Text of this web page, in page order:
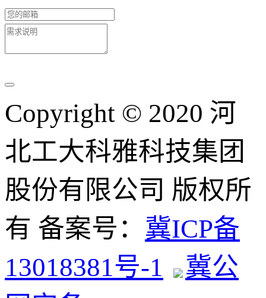
Copyright © 2020 河
北工大科雅科技集团
股份有限公司 版权所
有 备案号： 冀ICP备
13018381号-1
冀公